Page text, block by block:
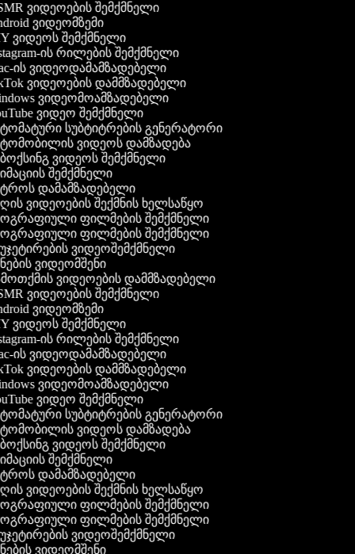
ვიდეოების შემქმნელი
ვიდეომზემი
ვიდეოს შემქმნელი
ის რილების შემქმნელი
ის ვიდეოდამამზადებელი
ვიდეოების დამმზადებელი
ვიდეომოამზადებელი
ვიდეო შემქმნელი
სუბტიტრების გენერატორი
ვიდეოს დამზადება
ვიდეოს შემქმნელი
შემქმნელი
დამამზადებელი
ვიდეოების შექმნის ხელსაწყო
ფილმების შემქმნელი
ფილმების შემქმნელი
ვიდეოშემქმნელი
ვიდეომშენი
ვიდეოების დამმზადებელი
ვიდეოების შემქმნელი
ვიდეომზემი
ვიდეოს შემქმნელი
ის რილების შემქმნელი
ის ვიდეოდამამზადებელი
ვიდეოების დამმზადებელი
ვიდეომოამზადებელი
ვიდეო შემქმნელი
სუბტიტრების გენერატორი
ვიდეოს დამზადება
ვიდეოს შემქმნელი
შემქმნელი
დამამზადებელი
ვიდეოების შექმნის ხელსაწყო
ფილმების შემქმნელი
ფილმების შემქმნელი
ვიდეოშემქმნელი
ვიდეომშენი